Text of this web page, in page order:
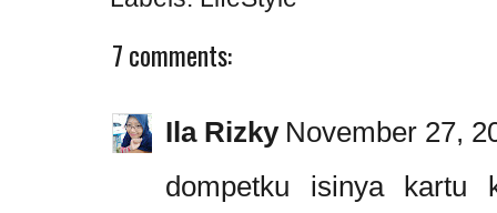
7 comments:
Ila Rizky November 27,
dompetku isinya kartu